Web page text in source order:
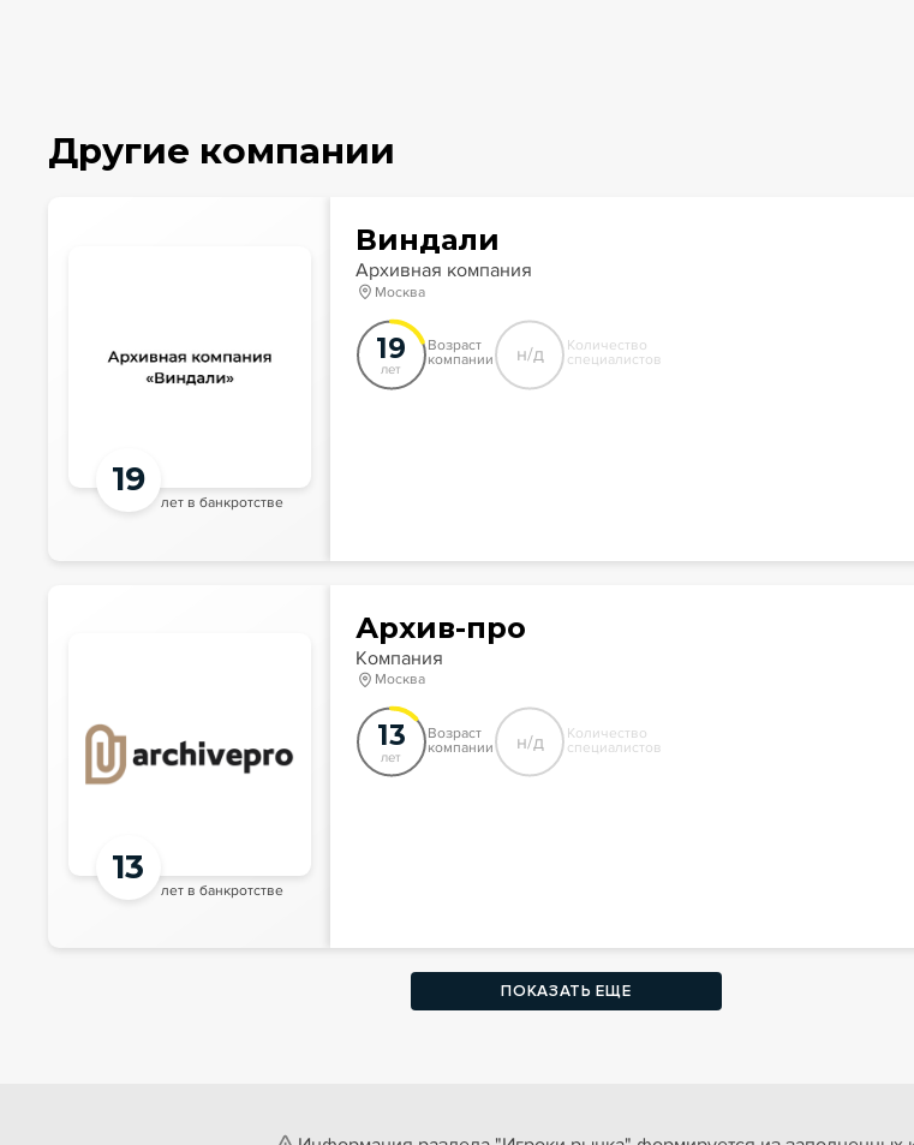
Другие компании
19
лет в банкротстве
Виндали
Архивная компания
Москва
19
лет
Возраст
компании
н/д
Количество
специалистов
13
лет в банкротстве
Архив-про
Компания
Москва
13
лет
Возраст
компании
н/д
Количество
специалистов
ПОКАЗАТЬ ЕЩЕ